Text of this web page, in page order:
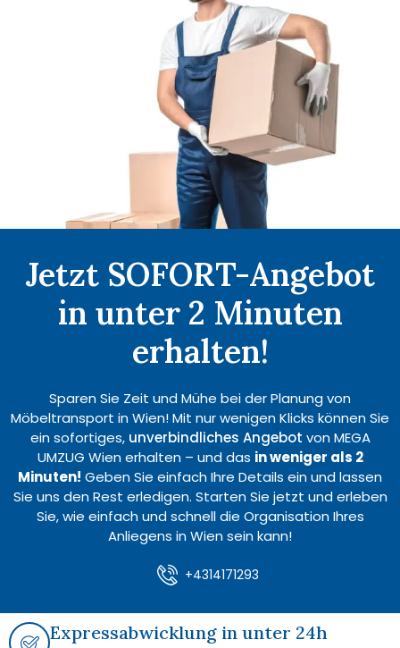
Jetzt SOFORT-Angebot
in unter 2 Minuten
erhalten!
Sparen Sie Zeit und Mühe bei der Planung von
Möbeltransport in Wien! Mit nur wenigen Klicks können Sie
ein sofortiges, unverbindliches Angebot von MEGA
UMZUG Wien erhalten – und das in weniger als 2
Minuten! Geben Sie einfach Ihre Details ein und lassen
Sie uns den Rest erledigen. Starten Sie jetzt und erleben
Sie, wie einfach und schnell die Organisation Ihres
Anliegens in Wien sein kann!
+4314171293
Expressabwicklung in unter 24h